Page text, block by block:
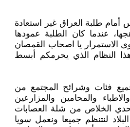
أمام طلبة العراق غير استعادة
عندما كان الطلبة عمودها
الاستمرار يا اصحاب القمصان
هذا النظام الذي يحرمكم أبسط
فئات وشرائح المجتمع من
والمحامين والمزارعين
الخلاص من شلة العصابات
لنتنظم جميعا ونعمل سويا